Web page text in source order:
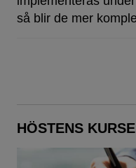
så blir de mer
HÖSTENS